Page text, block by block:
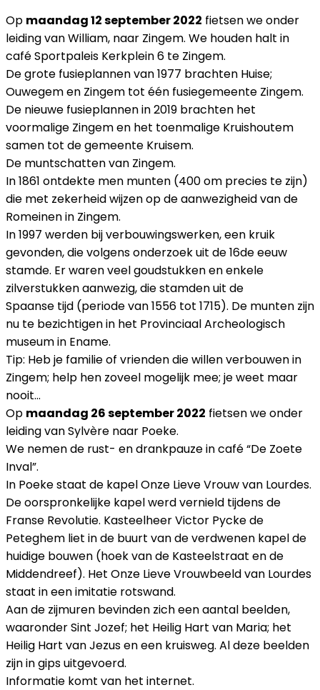
Op maandag 12 september 2022 fietsen we onder
leiding van William, naar Zingem. We houden halt in
café Sportpaleis Kerkplein 6 te Zingem.
De grote fusieplannen van 1977 brachten Huise;
Ouwegem en Zingem tot één fusiegemeente Zingem.
De nieuwe fusieplannen in 2019 brachten het
voormalige Zingem en het toenmalige Kruishoutem
samen tot de gemeente Kruisem.
De muntschatten van Zingem.
In 1861 ontdekte men munten (400 om precies te zijn)
die met zekerheid wijzen op de aanwezigheid van de
Romeinen in Zingem.
In 1997 werden bij verbouwingswerken, een kruik
gevonden, die volgens onderzoek uit de 16de eeuw
stamde. Er waren veel goudstukken en enkele
zilverstukken aanwezig, die stamden uit de
Spaanse tijd (periode van 1556 tot 1715). De munten zijn
nu te bezichtigen in het Provinciaal Archeologisch
museum in Ename.
Tip: Heb je familie of vrienden die willen verbouwen in
Zingem; help hen zoveel mogelijk mee; je weet maar
nooit…
Op maandag 26 september 2022 fietsen we onder
leiding van Sylvère naar Poeke.
We nemen de rust- en drankpauze in café “De Zoete
Inval”.
In Poeke staat de kapel Onze Lieve Vrouw van Lourdes.
De oorspronkelijke kapel werd vernield tijdens de
Franse Revolutie. Kasteelheer Victor Pycke de
Peteghem liet in de buurt van de verdwenen kapel de
huidige bouwen (hoek van de Kasteelstraat en de
Middendreef). Het Onze Lieve Vrouwbeeld van Lourdes
staat in een imitatie rotswand.
Aan de zijmuren bevinden zich een aantal beelden,
waaronder Sint Jozef; het Heilig Hart van Maria; het
Heilig Hart van Jezus en een kruisweg. Al deze beelden
zijn in gips uitgevoerd.
Informatie komt van het internet.